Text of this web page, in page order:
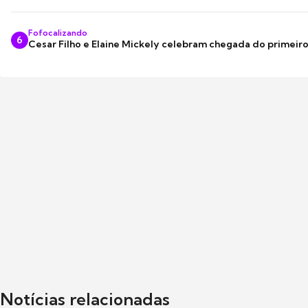
6
Fofocalizando
Cesar Filho e Elaine Mickely celebram chegada do
Notícias relacionadas